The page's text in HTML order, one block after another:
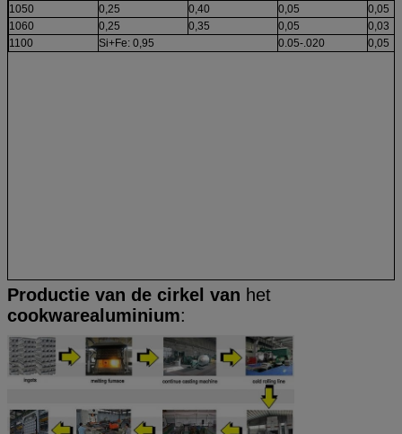
1050
0,25 0,40 0,05
0,05
1060
0,25 0,35 0,05
0,03
1100
Si+Fe: 0,95 0.05-.020 0,05
Productie van de cirkel van het
cookwarealuminium: